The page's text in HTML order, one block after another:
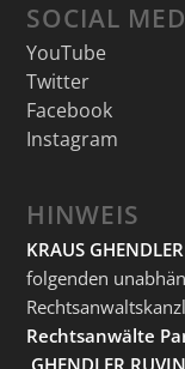
SOCIAL
YouTube
Twitter
Facebook
Instagram
HINWEIS
KRAUS
folgenden
Rechtsanwälte
GHENDLER